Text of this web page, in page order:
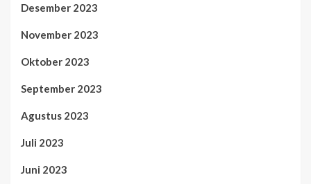
Desember 2023
November 2023
Oktober 2023
September 2023
Agustus 2023
Juli 2023
Juni 2023